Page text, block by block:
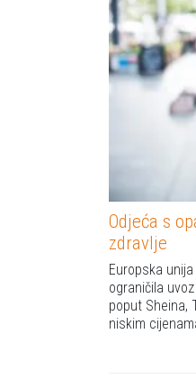
Odjeća s
zdravlje
Europska
ograničila
poput Sheina,
niskim